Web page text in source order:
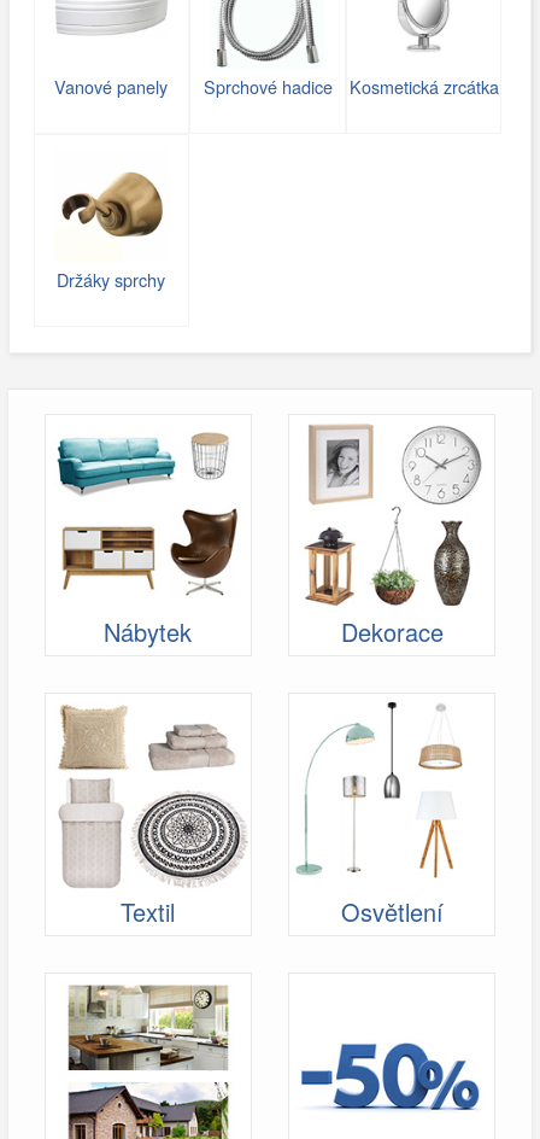
Vanové panely Sprchové hadice Kosmetická zrcátka
Držáky sprchy
Nábytek Dekorace
Textil Osvětlení